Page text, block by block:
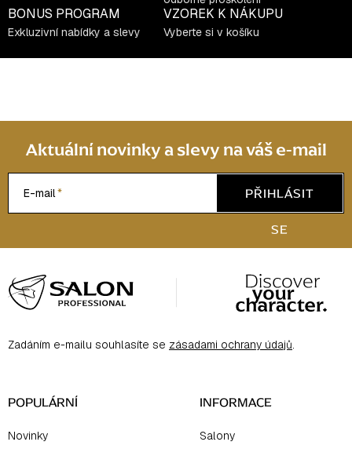
s
u
BONUS PROGRAM
Exkluzivní nabídky a slevy
VZOREK K NÁKUPU
Vyberte si v košíku
Aktuální novinky a slevy na váš e-mail
E-mail
PŘIHLÁSIT
SE
á
p
aZadáním e-mailu souhlasíte se zásadami ochrany údajů.
POPULÁRNÍ
Novinky
INFORMACE
Salony